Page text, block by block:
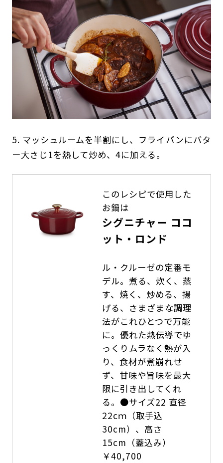
5. マッシュルームを半割にし、フライパンにバタ
ー大さじ1を熱して炒め、4に加える。
このレシピで使用した
お鍋は
シグニチャー ココ
ット・ロンド
ル・クルーゼの定番モ
デル。煮る、炊く、蒸
す、焼く、炒める、揚
げる、さまざまな調理
法がこれひとつで万能
に。優れた熱伝導でゆ
っくりムラなく熱が入
り、食材が煮崩れせ
ず、甘味や旨味を最大
限に引き出してくれ
る。●サイズ22 直径
22cｍ（取手込
30cm）、高さ
15cm（蓋込み）
￥40,700